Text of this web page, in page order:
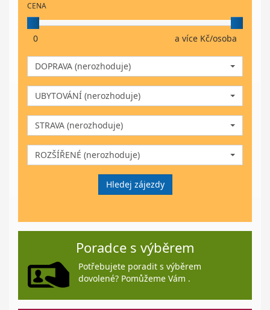
CENA
0 a více Kč/osoba
DOPRAVA (nerozhoduje)
UBYTOVÁNÍ (nerozhoduje)
STRAVA (nerozhoduje)
ROZŠÍŘENÉ (nerozhoduje)
Hledej zájezdy
Poradce s výběrem
Potřebujete poradit s výběrem
dovolené? Pomůžeme Vám .